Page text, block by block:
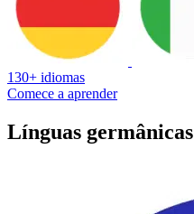
130+ idiomas
Comece a aprender
Línguas germânicas